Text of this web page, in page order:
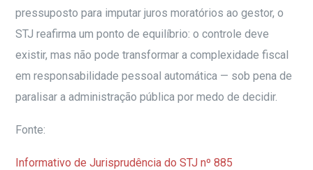
pressuposto para imputar juros moratórios ao gestor, o
STJ reafirma um ponto de equilíbrio: o controle deve
existir, mas não pode transformar a complexidade fiscal
em responsabilidade pessoal automática — sob pena de
paralisar a administração pública por medo de decidir.
Fonte:
Informativo de Jurisprudência do STJ nº 885